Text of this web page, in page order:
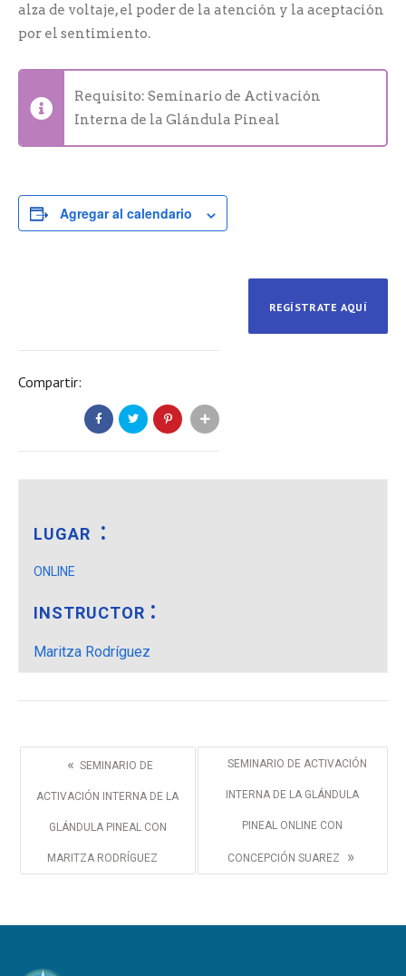
alza de voltaje, el poder de la atención y la aceptación
por el sentimiento.
Requisito: Seminario de Activación
Interna de la Glándula Pineal
Agregar al calendario
REGÍSTRATE AQUÍ
LUGAR
ONLINE
INSTRUCTOR
Maritza Rodríguez
Compartir:
« SEMINARIO DE
ACTIVACIÓN INTERNA DE LA
GLÁNDULA PINEAL CON
MARITZA RODRÍGUEZ
SEMINARIO DE ACTIVACIÓN
INTERNA DE LA GLÁNDULA
PINEAL ONLINE CON
CONCEPCIÓN SUAREZ »